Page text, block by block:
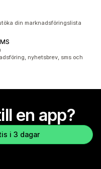
din marknadsföringslista
nyhetsbrev, sms och
en app?
i 3 dagar